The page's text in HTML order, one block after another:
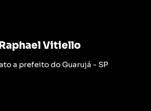
Vitiello
a prefeito do Guarujá - SP